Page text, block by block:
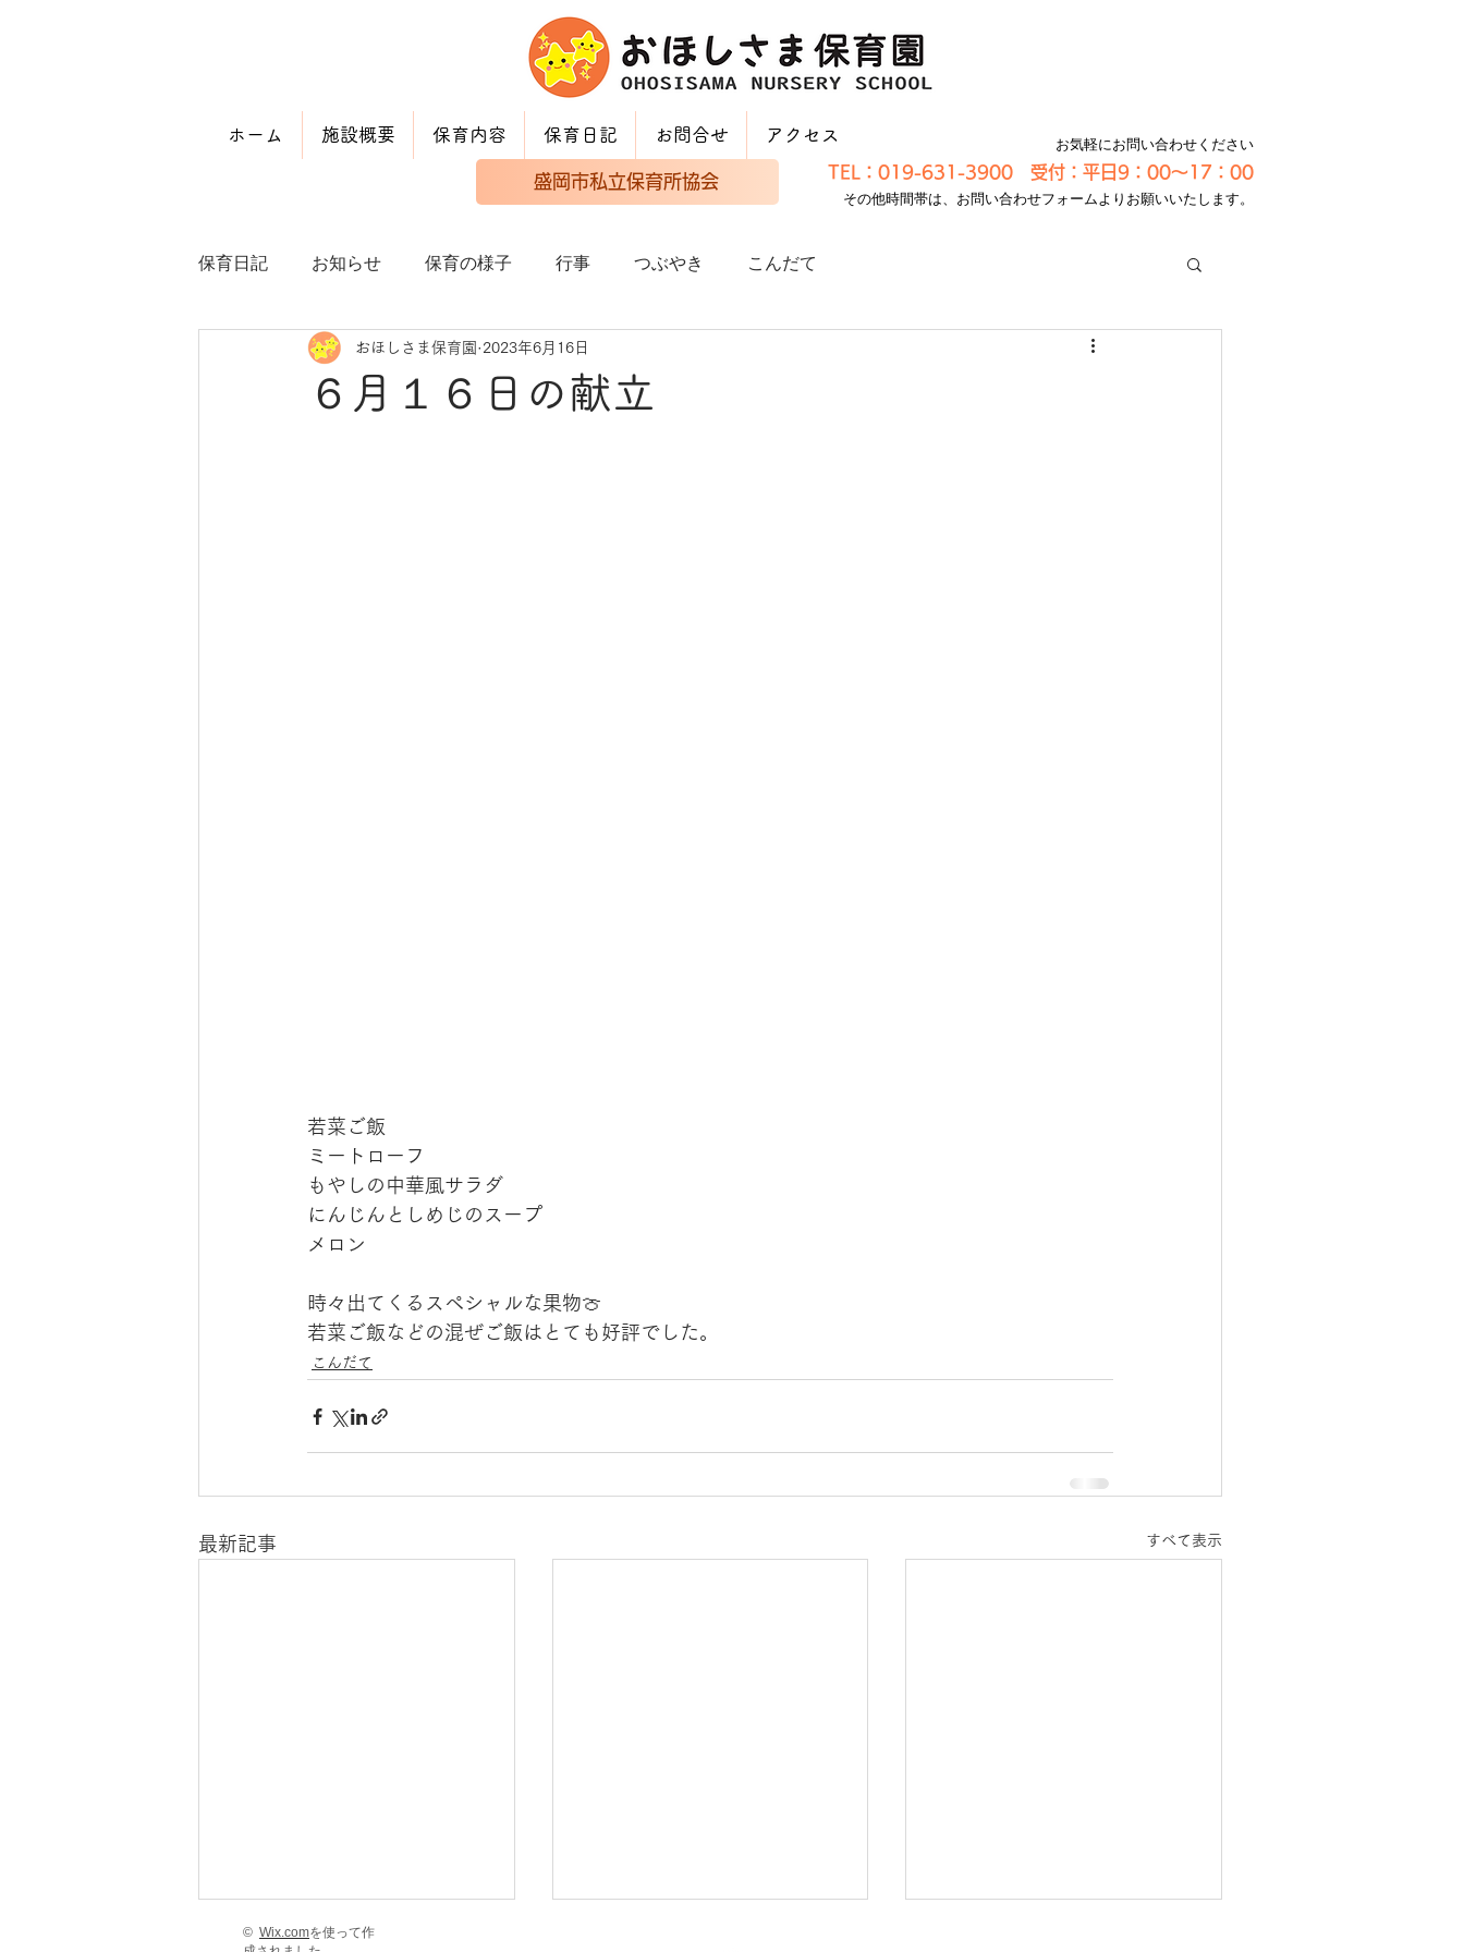
ホーム 施設概要 保育内容 保育日記 お問合せ アクセス
お気軽にお問い合わせください
TEL：019-631-3900 受付：平日9：00～17：00
その他時間帯は、お問い合わせフォームよりお願いいたします。
盛岡市私立保育所協会
保育日記 お知らせ 保育の様子 行事 つぶやき こんだて
６月１６日の献立
おほしさま保育園 2023年6月16日
若菜ご飯
ミートローフ
もやしの中華風サラダ
にんじんとしめじのスープ
メロン
時々出てくるスペシャルな果物🍈
若菜ご飯などの混ぜご飯はとても好評でした。
こんだて
最新記事 すべて表示
© Wix.comを使って作